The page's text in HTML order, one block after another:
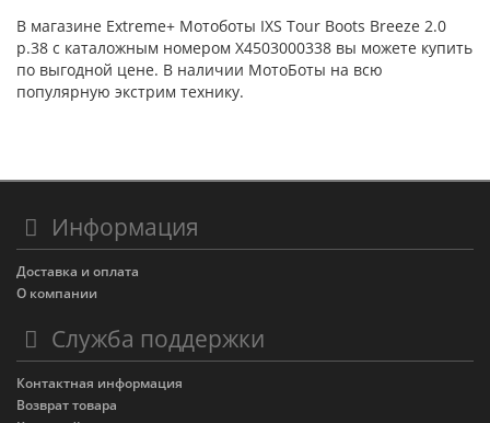
В магазине Extreme+ Мотоботы IXS Tour Boots Breeze 2.0
p.38 с каталожным номером X4503000338 вы можете купить
по выгодной цене. В наличии МотоБоты на всю
популярную экстрим технику.
Информация
Доставка и оплата
О компании
Служба поддержки
Контактная информация
Возврат товара